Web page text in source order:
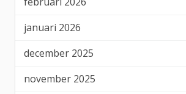
januari 2026
december 2025
november 2025